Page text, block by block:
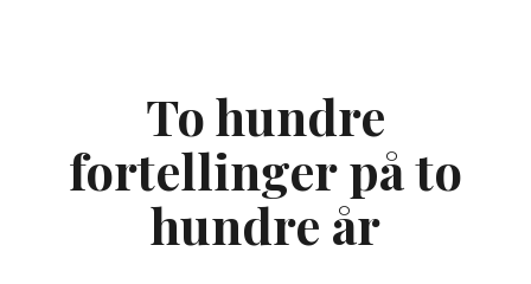
To hundre
fortellinger på to
hundre år